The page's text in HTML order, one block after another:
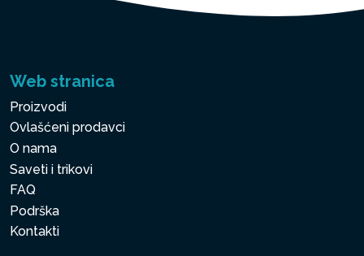
Web stranica
Proizvodi
Ovlašćeni prodavci
O nama
Saveti i trikovi
FAQ
Podrška
Kontakti